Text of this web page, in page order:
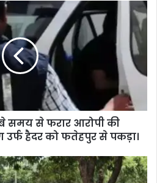
समय से फरार आरोपी की
उर्फ हैदर को फतेहपुर से पकड़ा।